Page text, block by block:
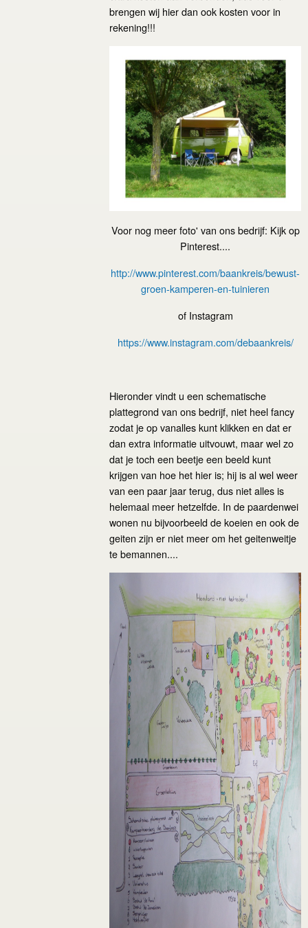
brengen wij hier dan ook kosten voor in
rekening!!!
Voor nog meer foto' van ons bedrijf: Kijk op
Pinterest....
http://www.pinterest.com/baankreis/bewust-
groen-kamperen-en-tuinieren
of Instagram
https://www.instagram.com/debaankreis/
Hieronder vindt u een schematische
plattegrond van ons bedrijf, niet heel fancy
zodat je op vanalles kunt klikken en dat er
dan extra informatie uitvouwt, maar wel zo
dat je toch een beetje een beeld kunt
krijgen van hoe het hier is; hij is al wel weer
van een paar jaar terug, dus niet alles is
helemaal meer hetzelfde. In de paardenwei
wonen nu bijvoorbeeld de koeien en ook de
geiten zijn er niet meer om het geitenweitje
te bemannen....